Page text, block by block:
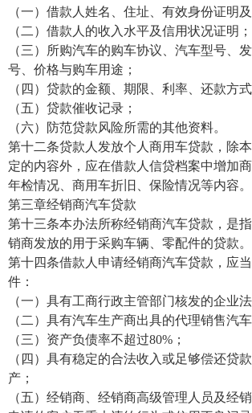
（一）借款人姓名、住址、有效身份证明
（二）借款人的收入水平及信用状况证明；
（三）所购汽车的购车协议、汽车型号、
号、价格与购车用途；
（四）贷款的金额、期限、利率、还款方
（五）贷款催收记录；
（六）防范贷款风险所需的其他资料。
第十二条贷款人发放个人商用车贷款，除
定的内容外，应在借款人信贷档案中增加
年检情况、商用车折旧、保险情况等内容。
第三章经销商汽车贷款
第十三条本办法所称经销商汽车贷款，是
销商发放的用于采购车辆、零配件的贷款。
第十四条借款人申请经销商汽车贷款，应
件：
（一）具有工商行政主管部门核发的企业
（二）具有汽车生产商出具的代理销售汽车
（三）资产负债率不超过80%；
（四）具有稳定的合法收入或足够偿还贷
产；
（五）经销商、经销商高级管理人员及经